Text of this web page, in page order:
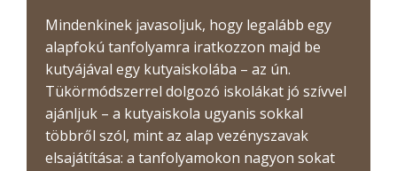
Mindenkinek javasoljuk, hogy legalább egy
alapfokú tanfolyamra iratkozzon majd be
kutyájával egy kutyaiskolába – az ún.
Tükörmódszerrel dolgozó iskolákat jó szívvel
ajánljuk – a kutyaiskola ugyanis sokkal
többről szól, mint az alap vezényszavak
elsajátítása: a tanfolyamokon nagyon sokat